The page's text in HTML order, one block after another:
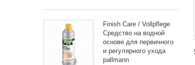
Finish Care / Vollpflege
Средство на водной
основе для первичного
и регулярного ухода
pallmann